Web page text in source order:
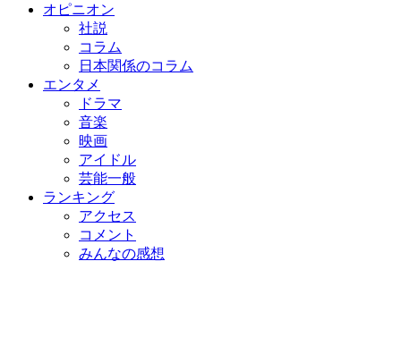
オピニオン
社説
コラム
日本関係のコラム
エンタメ
ドラマ
音楽
映画
アイドル
芸能一般
ランキング
アクセス
コメント
みんなの感想